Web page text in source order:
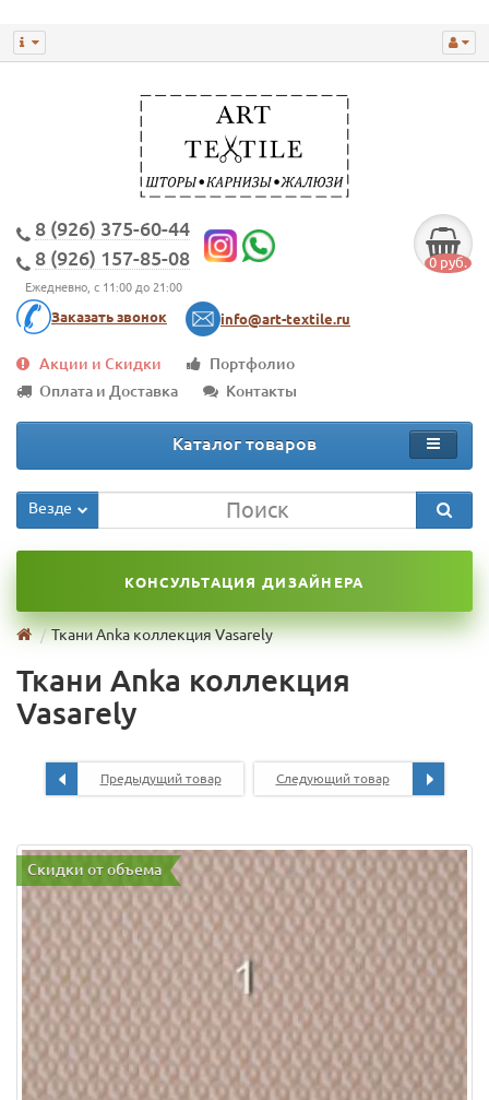
8 (926) 375-60-44
8 (926) 157-85-08
Ежедневно, с 11:00 до 21:00
Заказать звонок info@art-textile.ru
0 руб.
Акции и Скидки
Портфолио
Оплата и Доставка
Контакты
Каталог товаров
Везде
КОНСУЛЬТАЦИЯ ДИЗАЙНЕРА
Ткани Anka коллекция Vasarely
Ткани Anka коллекция
Vasarely
Предыдущий товар Следующий товар
Скидки от объема